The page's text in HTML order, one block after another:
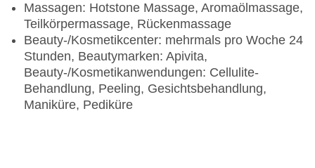
Massagen: Hotstone Massage, Aromaölmassage,
Teilkörpermassage, Rückenmassage
Beauty-/Kosmetikcenter: mehrmals pro Woche 24
Stunden, Beautymarken: Apivita,
Beauty-/Kosmetikanwendungen: Cellulite-
Behandlung, Peeling, Gesichtsbehandlung,
Maniküre, Pediküre